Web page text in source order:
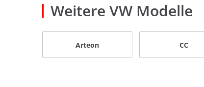
Weitere VW Modelle
Arteon CC